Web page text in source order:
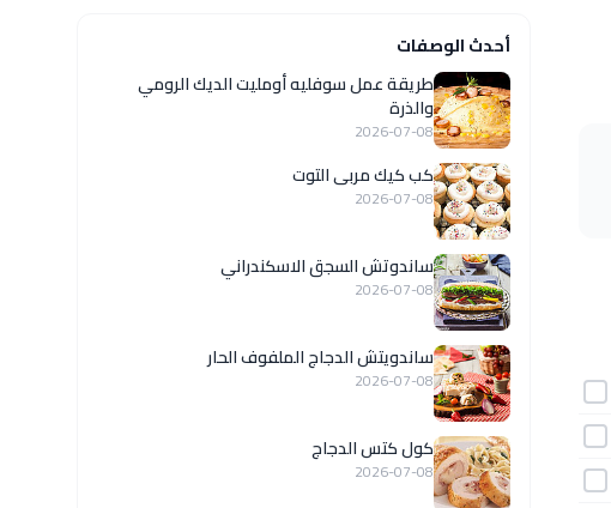
أحدث الوصفات
طريقة عمل سوفليه أومليت الديك الرومي
والذرة
2026-07-08
كب كيك مربى التوت
2026-07-08
ساندوتش السجق الاسكندراني
2026-07-08
ساندويتش الدجاج الملفوف الحار
2026-07-08
كول كتس الدجاج
2026-07-08